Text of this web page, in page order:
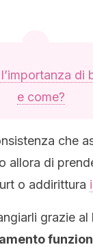
di
e come?
che
allora di
o addirittura
grazie al